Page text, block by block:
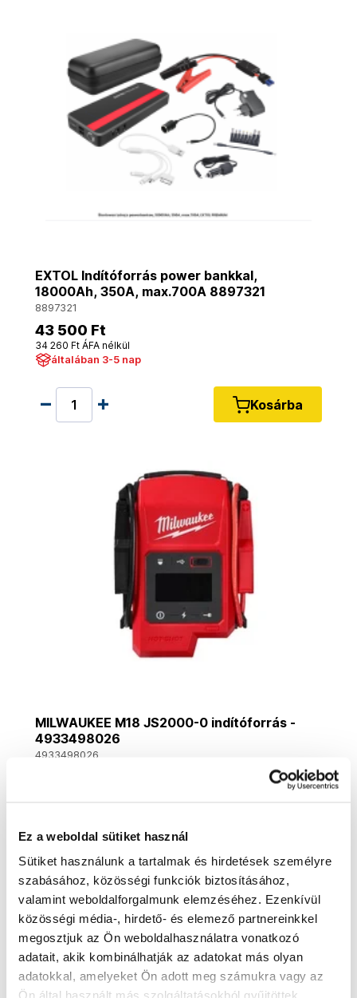
Ez a weboldal sütiket használ
Sütiket használunk a tartalmak és hirdetések személyre
szabásához, közösségi funkciók biztosításához,
valamint weboldalforgalmunk elemzéséhez. Ezenkívül
közösségi média-, hirdető- és elemező partnereinkkel
megosztjuk az Ön weboldalhasználatra vonatkozó
adatait, akik kombinálhatják az adatokat más olyan
adatokkal, amelyeket Ön adott meg számukra vagy az
Ön által használt más szolgáltatásokból gyűjtöttek.
EXTOL Indítóforrás power bankkal,
18000Ah, 350A, max.700A 8897321
8897321
43 500 Ft
34 260 Ft ÁFA nélkül
általában 3-5 nap
Kosárba
MILWAUKEE M18 JS2000-0 indítóforrás -
4933498026
4933498026
Akció Ingyenes szállítás